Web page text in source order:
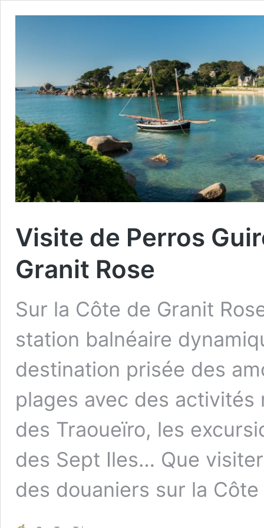
Visite de Perros
Granit Rose
Sur la Côte de Granit
station balnéaire
destination prisée des
plages avec des
des Traoueïro, les
des Sept Iles… Que
des douaniers sur la